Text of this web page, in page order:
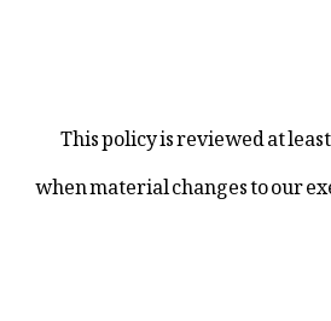
This policy is
when material